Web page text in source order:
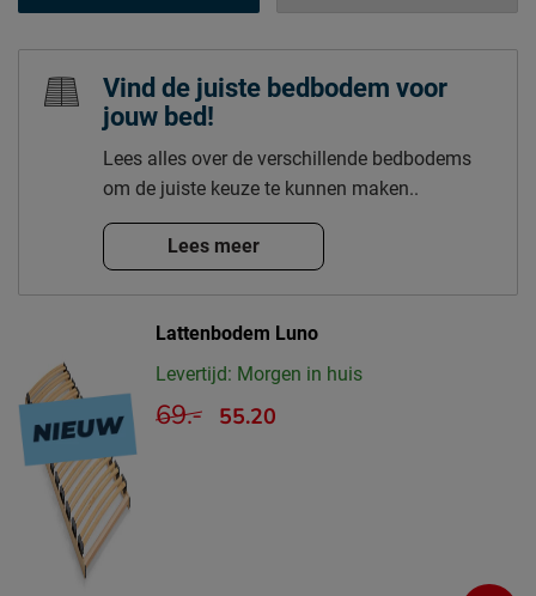
Vind de juiste bedbodem voor
jouw bed!
Lees alles over de verschillende bedbodems
om de juiste keuze te kunnen maken..
Lees meer
Lattenbodem Luno
Levertijd: Morgen in huis
69.- 55.20